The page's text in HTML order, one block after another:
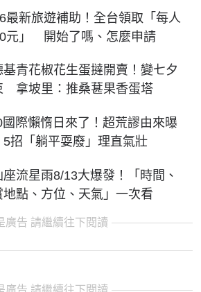
最新旅遊補助！全台領取「每人
元」 開始了嗎、怎麼申請
基青花椒花生蛋撻開賣！變七夕
拿坡里：推桑葚果香蛋塔
國際懶惰日來了！超荒謬由來曝
5招「躺平耍廢」理直氣壯
座流星雨8/13大爆發！「時間、
地點、方位、天氣」一次看
廣告 請繼續往下閱讀